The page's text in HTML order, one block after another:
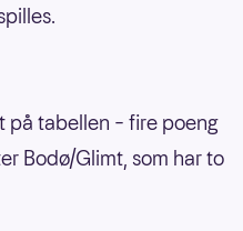
tabellen – fire poeng
Bodø/Glimt, som har to